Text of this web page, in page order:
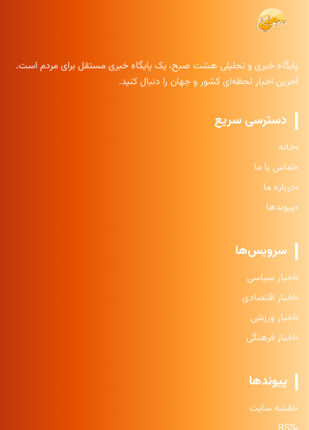
پایگاه خبری و تحلیلی هشت صبح، یک پایگاه خبری مستقل برای مردم است.
آخرین اخبار لحظه‌ای کشور و جهان را دنبال کنید.
دسترسی سریع
خانه
تماس با ما
درباره ما
پیوندها
سرویس‌ها
اخبار سیاسی
اخبار اقتصادی
اخبار ورزشی
اخبار فرهنگی
پیوندها
نقشه سایت